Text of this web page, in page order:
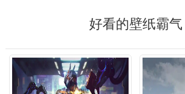
好看的壁纸霸气